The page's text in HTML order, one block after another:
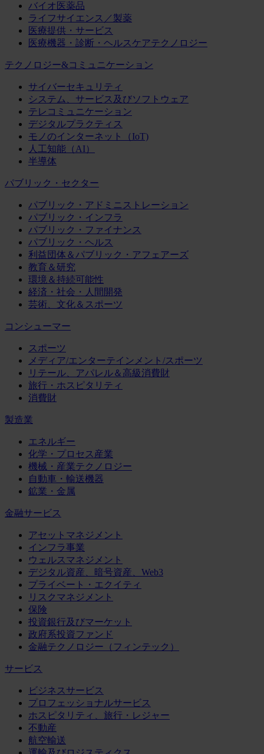
バイオ医薬品
ライフサイエンス／製薬
医療提供・サービス
医療機器・診断・ヘルスケアテクノロジー
テクノロジー&コミュニケーション
サイバーセキュリティ
システム、サービス及びソフトウェア
テレコミュニケーション
デジタルプラクティス
モノのインターネット（IoT)
人工知能（AI）
半導体
パブリック・セクター
パブリック・アドミニストレーション
パブリック・インフラ
パブリック・ファイナンス
パブリック・ヘルス
利益団体＆パブリック・アフェアーズ
教育＆研究
環境＆持続可能性
経済・社会・人間開発
芸術、文化＆スポーツ
コンシューマー
スポーツ
メディア/エンターテインメント/スポーツ
リテール、アパレル＆高級消費財
旅行・ホスピタリティ
消費財
製造業
エネルギー
化学・プロセス産業
機械・産業テクノロジー
自動車・輸送機器
鉱業・金属
金融サービス
アセットマネジメント
インフラ事業
ウェルスマネジメント
デジタル資産、暗号資産、Web3
プライベート・エクイティ
リスクマネジメント
保険
投資銀行及びマーケット
政府系投資ファンド
金融テクノロジー（フィンテック）
サービス
ビジネスサービス
プロフェッショナルサービス
ホスピタリティ、旅行・レジャー
不動産
航空輸送